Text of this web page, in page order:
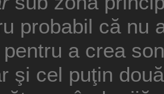
probabil că nu
a crea
şi cel puţin